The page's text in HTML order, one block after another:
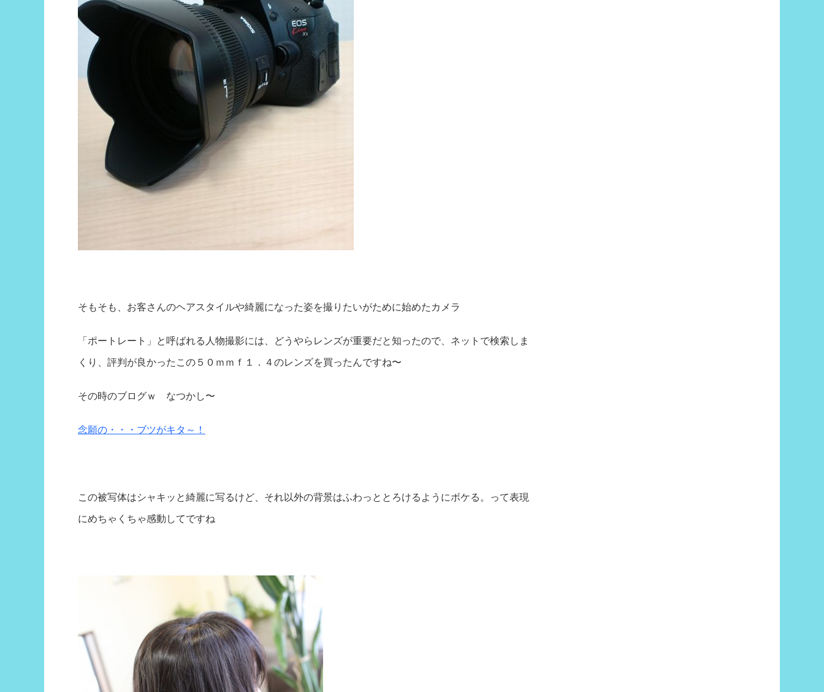
そもそも、お客さんのヘアスタイルや綺麗になった姿を撮りたいがために始めたカメラ
「ポートレート」と呼ばれる人物撮影には、どうやらレンズが重要だと知ったので、ネットで検索しま
くり、評判が良かったこの５０ｍｍｆ１．４のレンズを買ったんですね〜
その時のブログｗ なつかし〜
念願の・・・ブツがキタ～！
この被写体はシャキッと綺麗に写るけど、それ以外の背景はふわっととろけるようにボケる。って表現
にめちゃくちゃ感動してですね